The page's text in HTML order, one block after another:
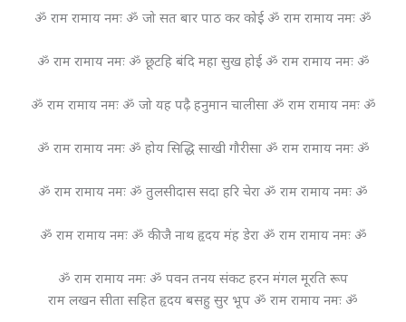
ॐ राम रामाय नमः ॐ जो सत बार पाठ कर कोई ॐ राम रामाय नमः ॐ
ॐ राम रामाय नमः ॐ छूटहि बंदि महा सुख होई ॐ राम रामाय नमः ॐ
ॐ राम रामाय नमः ॐ जो यह पढ़ै हनुमान चालीसा ॐ राम रामाय नमः ॐ
ॐ राम रामाय नमः ॐ होय सिद्धि साखी गौरीसा ॐ राम रामाय नमः ॐ
ॐ राम रामाय नमः ॐ तुलसीदास सदा हरि चेरा ॐ राम रामाय नमः ॐ
ॐ राम रामाय नमः ॐ कीजै नाथ हृदय मंह डेरा ॐ राम रामाय नमः ॐ
ॐ राम रामाय नमः ॐ पवन तनय संकट हरन मंगल मूरति रूप
राम लखन सीता सहित हृदय बसहु सुर भूप ॐ राम रामाय नमः ॐ